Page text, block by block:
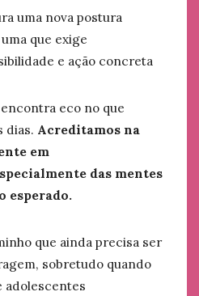
uma nova postura
que exige
e ação concreta
eco no que
dias. Acreditamos na
em
das mentes
esperado.
que ainda precisa ser
sobretudo quando
adolescentes